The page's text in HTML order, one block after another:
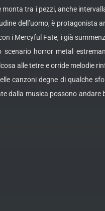
monta tra i pezzi, anche
dell’uomo, è protagonista
i Mercyful Fate, i già
horror metal
alle tetre e orride melodie
canzoni degne di qualche
dalla musica possono andare